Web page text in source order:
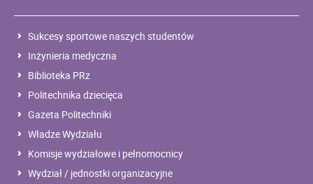
Sukcesy sportowe naszych studentów
Inżynieria medyczna
Biblioteka PRz
Politechnika dziecięca
Gazeta Politechniki
Władze Wydziału
Komisje wydziałowe i pełnomocnicy
Wydział / jednostki organizacyjne